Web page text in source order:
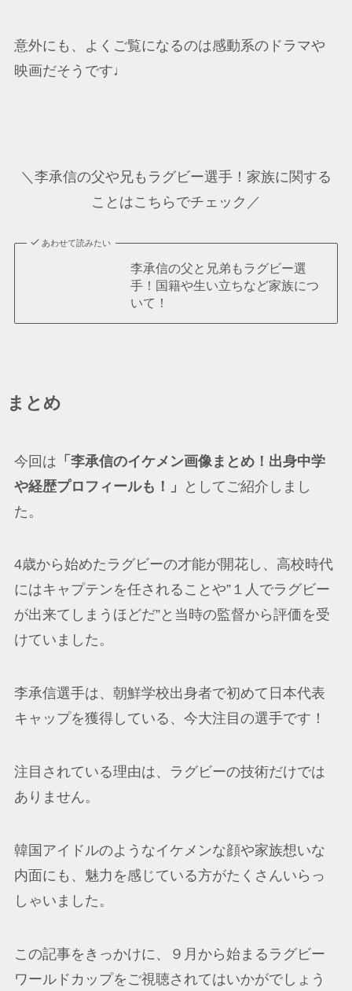
意外にも、よくご覧になるのは感動系のドラマや
映画だそうです♩
＼李承信の父や兄もラグビー選手！家族に関する
ことはこちらでチェック／
あわせて読みたい
李承信の父と兄弟もラグビー選
手！国籍や生い立ちなど家族につ
いて！
まとめ
今回は 「李承信のイケメン画像まとめ！出身中学
や経歴プロフィールも！」
としてご紹介しまし
た。
4歳から始めたラグビーの才能が開花し、高校時代
にはキャプテンを任されることや”１人でラグビー
が出来てしまうほどだ”と当時の監督から評価を受
けていました。
李承信選手は、朝鮮学校出身者で初めて日本代表
キャップを獲得している、今大注目の選手です！
注目されている理由は、ラグビーの技術だけでは
ありません。
韓国アイドルのようなイケメンな顔や家族想いな
内面にも、魅力を感じている方がたくさんいらっ
しゃいました。
この記事をきっかけに、９月から始まるラグビー
ワールドカップをご視聴されてはいかがでしょう